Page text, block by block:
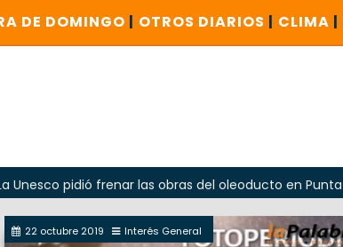
DE DOMINGO | OTROS DIARIOS | CLIMA |
frenar las obras del oleoducto en Punta Colorada
22 octubre 2019 Interés General